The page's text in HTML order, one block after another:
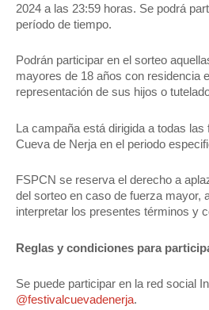
2024 a las 23:59 horas. Se podrá
período de tiempo.
Podrán participar en el sorteo
mayores de 18 años con residencia
representación de sus hijos o
La campaña está dirigida a todas
Cueva de Nerja en el periodo
FSPCN se reserva el derecho a
del sorteo en caso de fuerza mayor,
interpretar los presentes términos y
Reglas y condiciones para
Se puede participar en la red social
@festivalcuevadenerja.